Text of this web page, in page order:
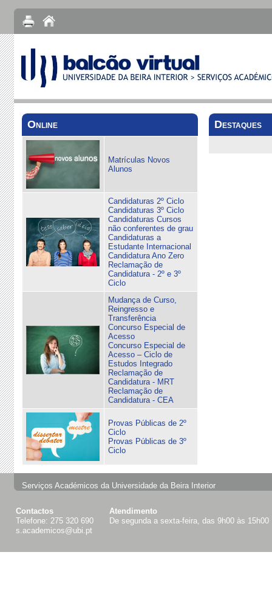
Online
Matrículas Novos
Alunos
Candidaturas 2º Ciclo
Candidaturas 3º Ciclo
Candidaturas Cursos
não conferentes de grau
Candidaturas a
Estudante Internacional
Candidatura Ano Zero
Reclamação de
Candidatura - 2º e 3º
Ciclo
Mudança de Curso,
Reingresso e
Transferência
Concurso Especial de
Acesso
Concurso Especial de
Acesso – Ciclo de
Estudos Integrado
Reclamação de
Candidatura - MRT
Reclamação de
Candidatura - CEA
Provas Públicas de 2º
Ciclo
Provas Públicas de 3º
Ciclo
Destaques
Serviços Académicos da Universidade da Beira Interior
Contactos
Telefone: 275 320 690
s.academicos@ubi.pt
Atendimento
De segunda a sexta-feira, das 9h00 às 15h00